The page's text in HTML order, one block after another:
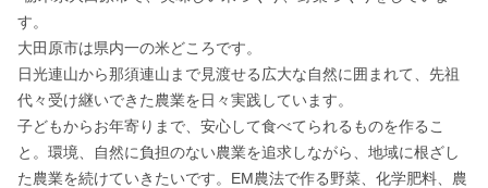
す。
大田原市は県内一の米どころです。
日光連山から那須連山まで見渡せる広大な自然に囲まれて、先祖
代々受け継いできた農業を日々実践しています。
子どもからお年寄りまで、安心して食べてられるものを作るこ
と。環境、自然に負担のない農業を追求しながら、地域に根ざし
た農業を続けていきたいです。EM農法で作る野菜、化学肥料、農